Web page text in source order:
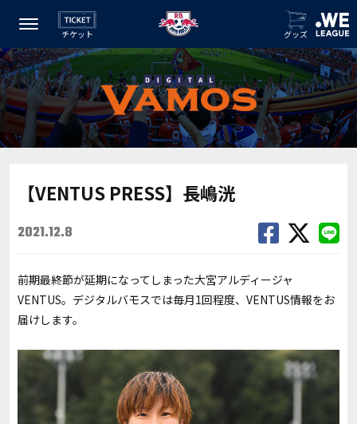
チケット グッズ
【VENTUS PRESS】長嶋洸
2021.12.8
前期最終節が延期になってしまった大宮アルディージャ
VENTUS。デジタルバモスでは毎月1回程度、VENTUS情報をお
届けします。